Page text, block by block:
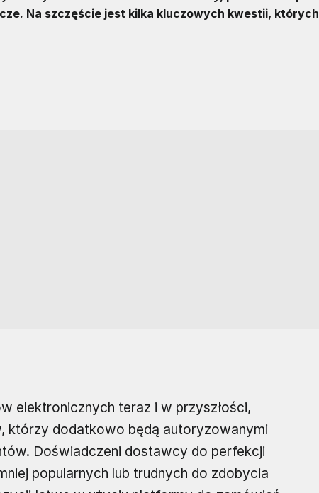
Na szczęście jest kilka kluczowych kwestii, których
elektronicznych teraz i w przyszłości,
którzy dodatkowo będą autoryzowanymi
Doświadczeni dostawcy do perfekcji
popularnych lub trudnych do zdobycia